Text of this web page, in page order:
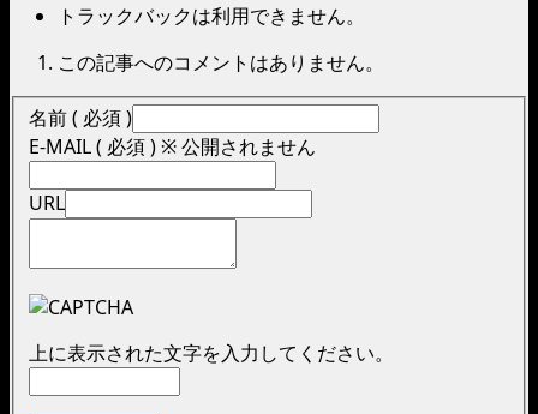
トラックバックは利用できません。
この記事へのコメントはありません。
名前 ( 必須 )
E-MAIL ( 必須 ) ※ 公開されません
URL
上に表示された文字を入力してください。